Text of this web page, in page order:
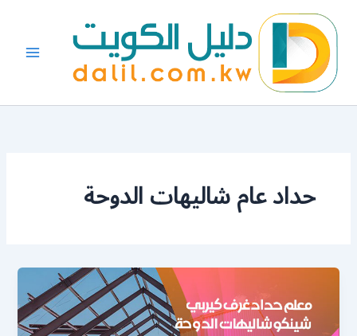
المحتوى
حداد عام شاليهات الدوحة